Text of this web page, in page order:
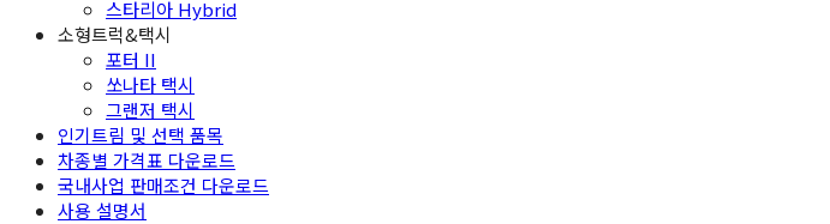
스타리아 Hybrid
소형트럭&택시
포터 II
쏘나타 택시
그랜저 택시
인기트림 및 선택 품목
차종별 가격표 다운로드
국내사업 판매조건 다운로드
사용 설명서